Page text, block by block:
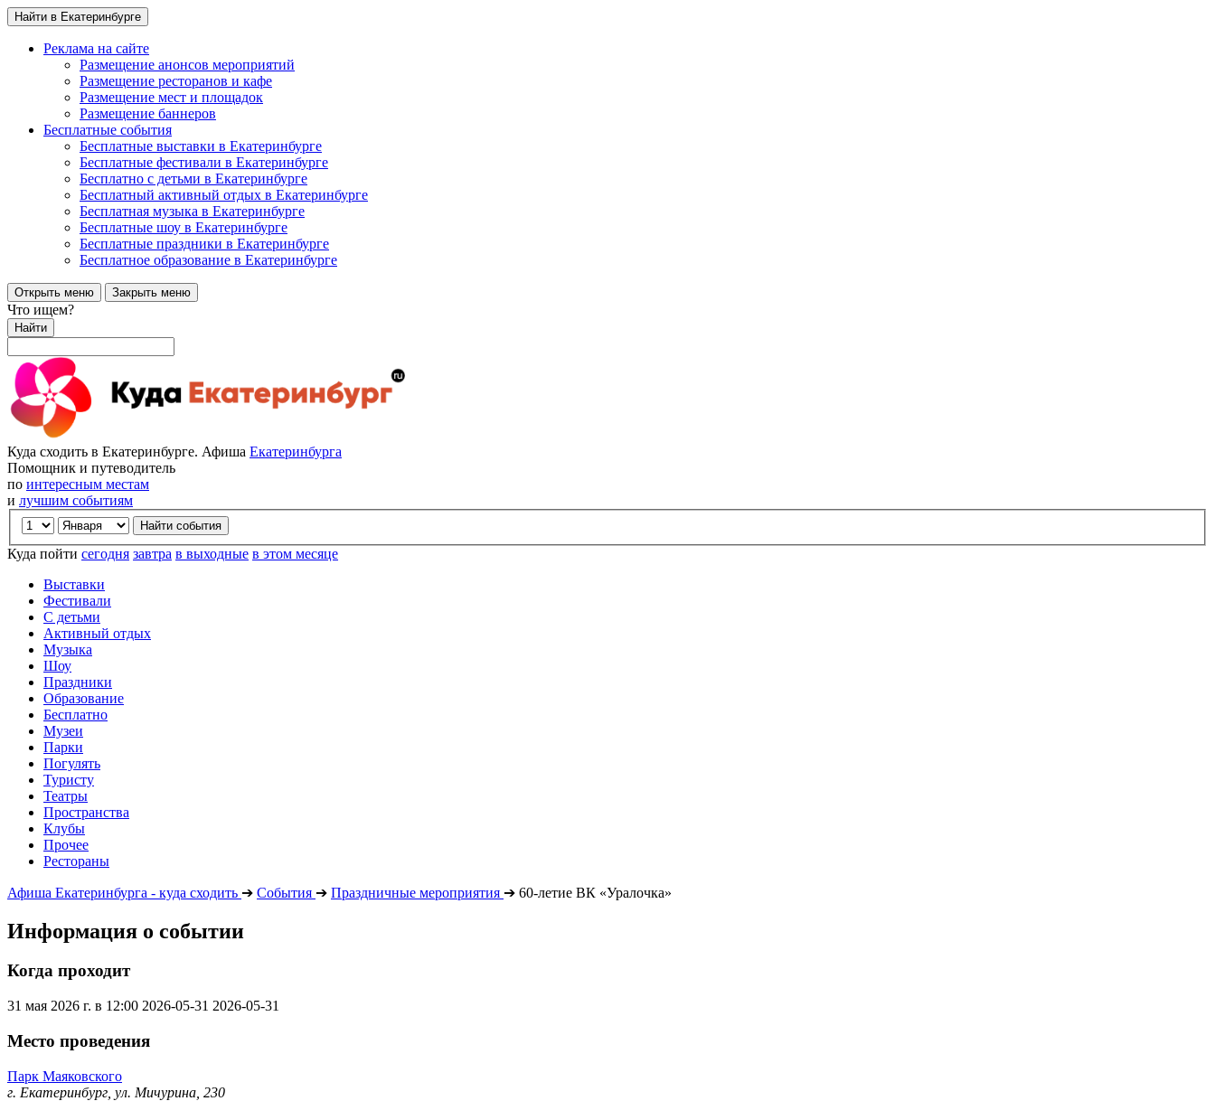
Найти в Екатеринбурге
Реклама на сайте
Размещение анонсов мероприятий
Размещение ресторанов и кафе
Размещение мест и площадок
Размещение баннеров
Бесплатные события
Бесплатные выставки в Екатеринбурге
Бесплатные фестивали в Екатеринбурге
Бесплатно с детьми в Екатеринбурге
Бесплатный активный отдых в Екатеринбурге
Бесплатная музыка в Екатеринбурге
Бесплатные шоу в Екатеринбурге
Бесплатные праздники в Екатеринбурге
Бесплатное образование в Екатеринбурге
Открыть меню Закрыть меню
Что ищем?
Найти
Куда сходить в Екатеринбурге. Афиша Екатеринбурга
Помощник и путеводитель
по интересным местам
и лучшим событиям
Куда пойти сегодня завтра в выходные в этом месяце
Выставки
Фестивали
С детьми
Активный отдых
Музыка
Шоу
Праздники
Образование
Бесплатно
Музеи
Парки
Погулять
Туристу
Театры
Пространства
Клубы
Прочее
Рестораны
Афиша Екатеринбурга - куда сходить ➔ События ➔ Праздничные мероприятия ➔ 60-летие ВК «Уралочка»
Информация о событии
Когда проходит
31 мая 2026 г. в 12:00 2026-05-31 2026-05-31
Место проведения
Парк Маяковского
г. Екатеринбург, ул. Мичурина, 230